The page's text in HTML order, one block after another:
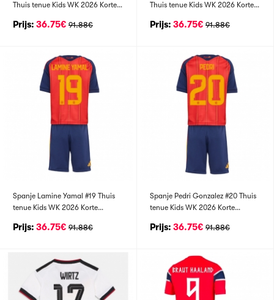
Thuis tenue Kids WK 2026 Korte
Prijs: 36.75€ 91.88€
Thuis tenue Kids WK 2026 Korte
Prijs: 36.75€ 91.88€
Spanje Lamine Yamal #19 Thuis
tenue Kids WK 2026 Korte
Prijs: 36.75€ 91.88€
Spanje Pedri Gonzalez #20 Thuis
tenue Kids WK 2026 Korte
Prijs: 36.75€ 91.88€